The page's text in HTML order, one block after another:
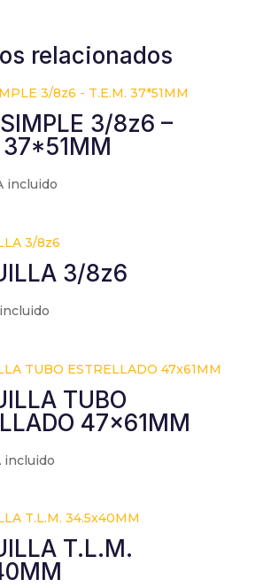
relacionados
3/8z6 –
incluido
3/8z6
TUBO
47x61MM
incluido
T.L.M.